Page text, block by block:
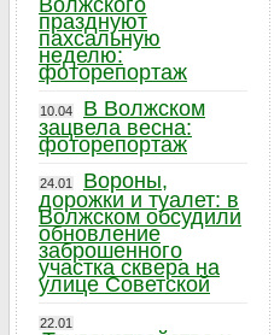
Волжского
празднуют
пахсальную
неделю:
фоторепортаж
10.04
В Волжском
зацвела весна:
фоторепортаж
24.01
Вороны,
дорожки и туалет: в
Волжском обсудили
обновление
заброшенного
участка сквера на
улице Советской
22.01